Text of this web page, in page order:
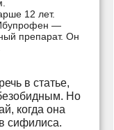
12 лет.
Ибупрофен —
препарат. Он
в статье,
Но
когда она
сифилиса.